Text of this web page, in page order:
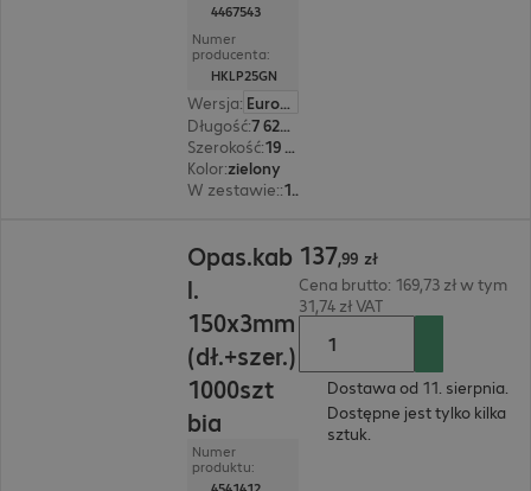
4467543
Numer
producenta:
HKLP25GN
Wersja:
Europa
Długość:
7 620 mm
Szerokość:
19 mm
Kolor:zielony
W zestawie:: 1 szt.
Opas.kab
l.
150x3mm
(dł.+szer.)
1000szt
bia
Numer
produktu:
137,99 zł
Cena brutto: 169,73 zł w tym
31,74 zł VAT
Dostawa od 11. sierpnia.
Dostępne jest tylko kilka
sztuk.